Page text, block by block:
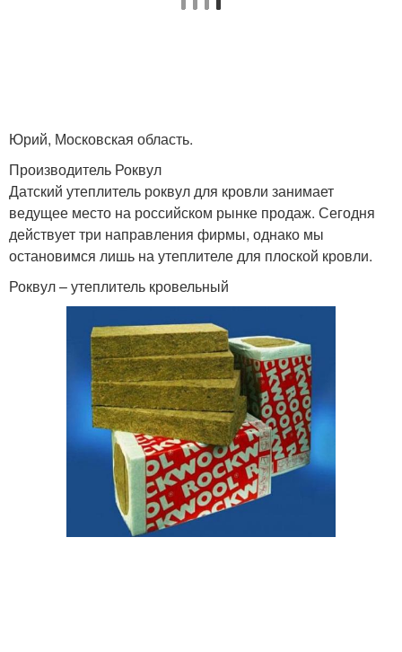
Юрий, Московская область.
Производитель Роквул
Датский утеплитель роквул для кровли занимает
ведущее место на российском рынке продаж. Сегодня
действует три направления фирмы, однако мы
остановимся лишь на утеплителе для плоской кровли.
Роквул – утеплитель кровельный